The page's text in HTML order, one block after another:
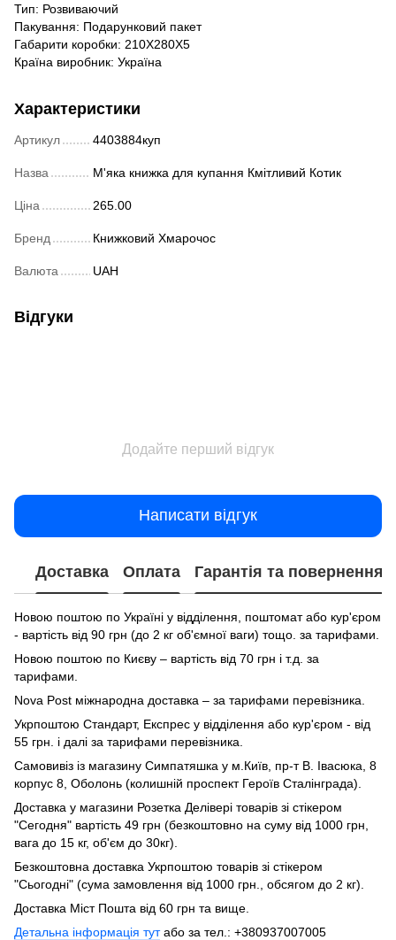
Тип: Розвиваючий
Пакування: Подарунковий пакет
Габарити коробки: 210Х280Х5
Країна виробник: Україна
Характеристики
Артикул 4403884куп
Назва М'яка книжка для купання Кмiтливий Котик
Ціна 265.00
Бренд Книжковий Хмарочос
Валюта UAH
Відгуки
Додайте перший відгук
Написати відгук
Доставка Оплата Гарантія та повернення
Новою поштою по Україні у відділення, поштомат або кур'єром
- вартість від 90 грн (до 2 кг об'ємної ваги) тощо. за тарифами.
Новою поштою по Києву – вартість від 70 грн і т.д. за
тарифами.
Nova Post міжнародна доставка – за тарифами перевізника.
Укрпоштою Стандарт, Експрес у відділення або кур'єром - від
55 грн. і далі за тарифами перевізника.
Самовивіз із магазину Симпатяшка у м.Київ, пр-т В. Івасюка, 8
корпус 8, Оболонь (колишній проспект Героїв Сталінграда).
Доставка у магазини Розетка Делівері товарів зі стікером
"Сегодня" вартість 49 грн (безкоштовно на суму від 1000 грн,
вага до 15 кг, об'єм до 30кг).
Безкоштовна доставка Укрпоштою товарів зі стікером
"Сьогодні" (сума замовлення від 1000 грн., обсягом до 2 кг).
Доставка Міст Пошта від 60 грн та вище.
Детальна інформація тутабо за тел.: +380937007005